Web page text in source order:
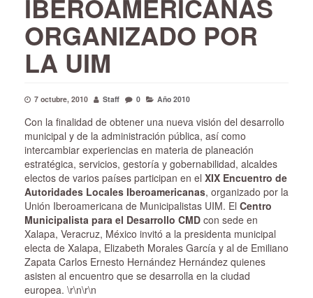
IBEROAMERICANAS
ORGANIZADO POR
LA UIM
7 octubre, 2010 Staff 0 Año 2010
Con la finalidad de obtener una nueva visión del desarrollo
municipal y de la administración pública, así como
intercambiar experiencias en materia de planeación
estratégica, servicios, gestoría y gobernabilidad, alcaldes
electos de varios países participan en el XIX Encuentro de
Autoridades Locales Iberoamericanas, organizado por la
Unión Iberoamericana de Municipalistas UIM. El Centro
Municipalista para el Desarrollo CMD con sede en
Xalapa, Veracruz, México invitó a la presidenta municipal
electa de Xalapa, Elizabeth Morales García y al de Emiliano
Zapata Carlos Ernesto Hernández Hernández quienes
asisten al encuentro que se desarrolla en la ciudad
europea. \r\n\r\n